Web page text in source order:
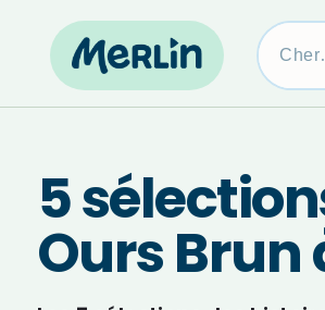
Skip
5
Ours Brun